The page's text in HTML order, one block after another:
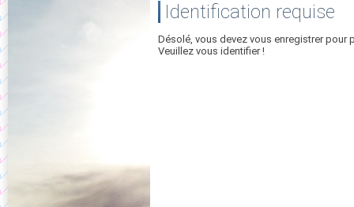
Identification requise
Désolé, vous devez vous enregistrer pour
Veuillez vous identifier !